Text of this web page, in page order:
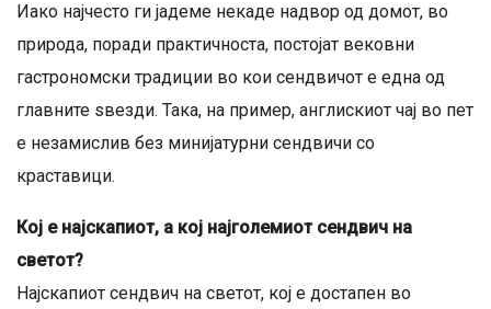
Иако најчесто ги јадеме некаде надвор од домот, во
природа, поради практичноста, постојат вековни
гастрономски традиции во кои сендвичот е една од
главните ѕвезди. Така, на пример, англискиот чај во пет
е незамислив без минијатурни сендвичи со
краставици.
Кој е најскапиот, а кој најголемиот сендвич на
светот?
Најскапиот сендвич на светот, кој е достапен во